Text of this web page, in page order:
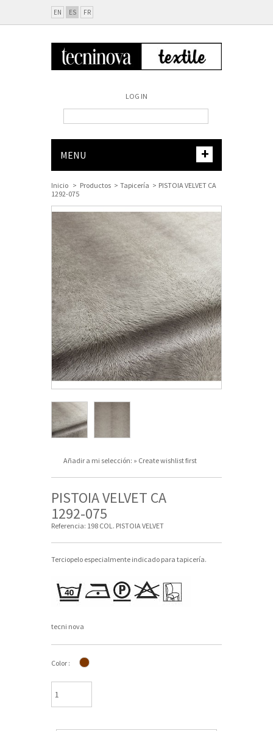
LOG IN
EN ES FR
+
MENU
Inicio > Productos > Tapicería > PISTOIA VELVET CA
1292-075
Añadir a mi selección: » Create wishlist first
PISTOIA VELVET CA
1292-075
Referencia: 198 COL. PISTOIA VELVET
Terciopelo especialmente indicado para tapicería.
tecni nova
Color :